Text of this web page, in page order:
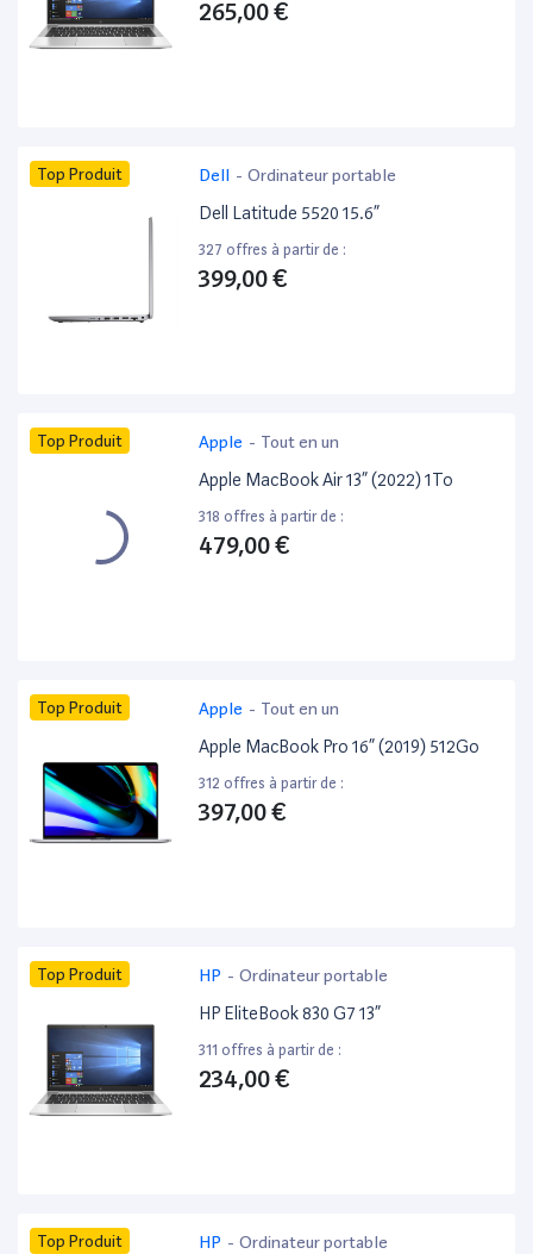
265,00 €
Top Produit Dell - Ordinateur portable
Dell Latitude 5520 15.6”
327 offres à partir de :
399,00 €
Top Produit Apple - Tout en un
Apple MacBook Air 13” (2022) 1To
318 offres à partir de :
479,00 €
Top Produit Apple - Tout en un
Apple MacBook Pro 16” (2019) 512Go
312 offres à partir de :
397,00 €
Top Produit HP - Ordinateur portable
HP EliteBook 830 G7 13”
311 offres à partir de :
234,00 €
Top Produit HP - Ordinateur portable